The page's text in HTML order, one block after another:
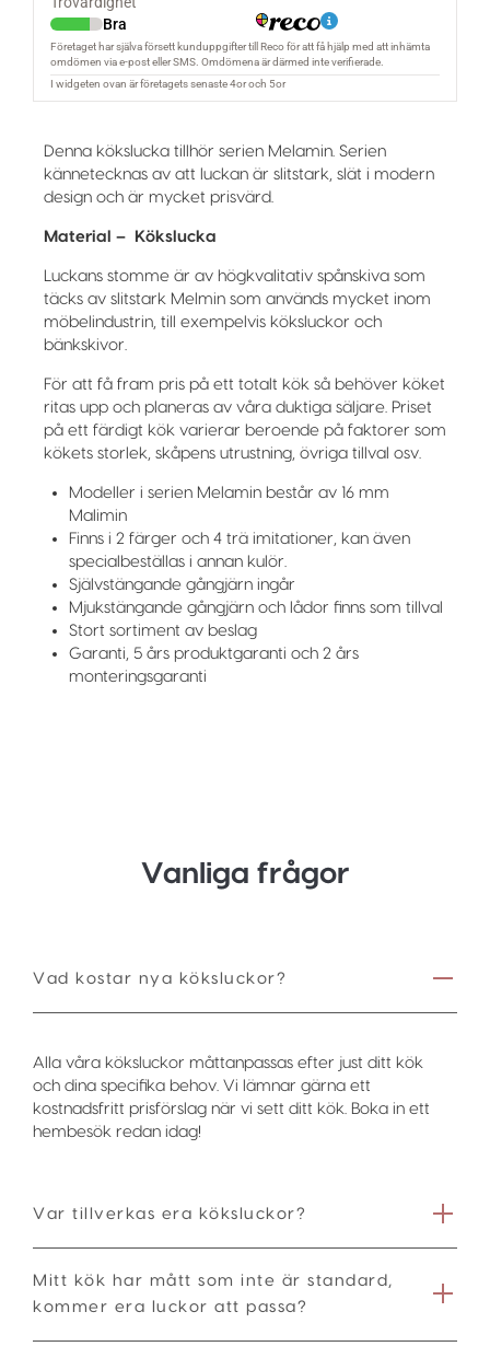
Denna kökslucka tillhör serien Melamin. Serien
kännetecknas av att luckan är slitstark, slät i modern
design och är mycket prisvärd.
Material – Kökslucka
Luckans stomme är av högkvalitativ spånskiva som
täcks av slitstark Melmin som används mycket inom
möbelindustrin, till exempelvis köksluckor och
bänkskivor.
För att få fram pris på ett totalt kök så behöver köket
ritas upp och planeras av våra duktiga säljare. Priset
på ett färdigt kök varierar beroende på faktorer som
kökets storlek, skåpens utrustning, övriga tillval osv.
Modeller i serien Melamin består av 16 mm
Malimin
Finns i 2 färger och 4 trä imitationer, kan även
specialbeställas i annan kulör.
Självstängande gångjärn ingår
Mjukstängande gångjärn och lådor finns som tillval
Stort sortiment av beslag
Garanti, 5 års produktgaranti och 2 års
monteringsgaranti
Vanliga frågor
Vad kostar nya köksluckor?
Alla våra köksluckor måttanpassas efter just ditt kök
och dina specifika behov. Vi lämnar gärna ett
kostnadsfritt prisförslag när vi sett ditt kök. Boka in ett
hembesök redan idag!
Var tillverkas era köksluckor?
Mitt kök har mått som inte är standard,
kommer era luckor att passa?